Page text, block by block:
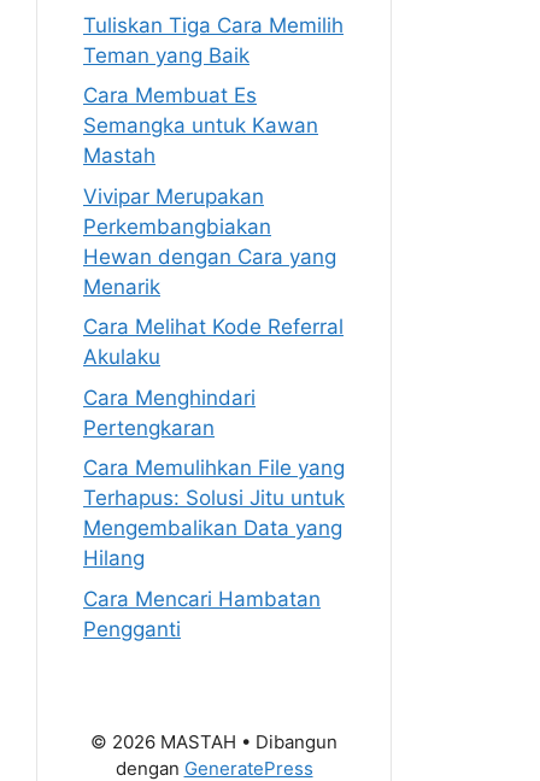
Tuliskan Tiga Cara Memilih
Teman yang Baik
Cara Membuat Es
Semangka untuk Kawan
Mastah
Vivipar Merupakan
Perkembangbiakan
Hewan dengan Cara yang
Menarik
Cara Melihat Kode Referral
Akulaku
Cara Menghindari
Pertengkaran
Cara Memulihkan File yang
Terhapus: Solusi Jitu untuk
Mengembalikan Data yang
Hilang
Cara Mencari Hambatan
Pengganti
© 2026 MASTAH • Dibangun
dengan GeneratePress